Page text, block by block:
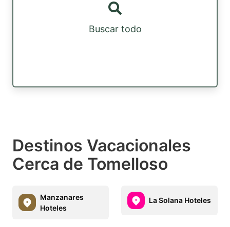
Buscar todo
Destinos Vacacionales
Cerca de Tomelloso
Manzanares
Hoteles
La Solana Hoteles